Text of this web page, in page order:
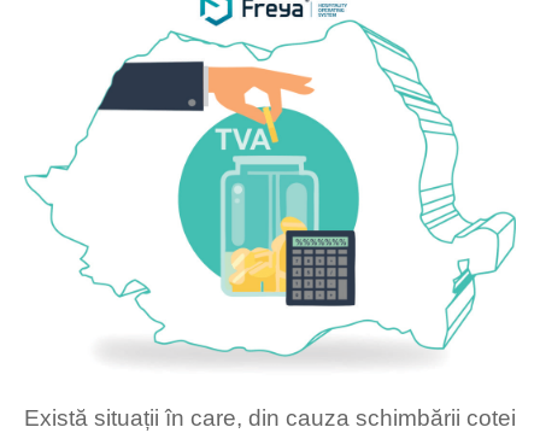
Există situații în care, din cauza schimbării cotei